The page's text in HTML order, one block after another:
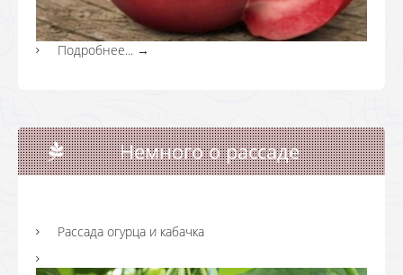
Подробнее... →
Немного о рассаде
Рассада огурца и кабачка